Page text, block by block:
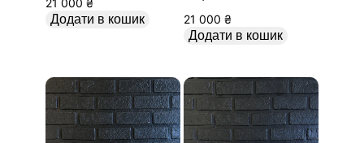
Додати в кошик
21 000 ₴
Додати в кошик